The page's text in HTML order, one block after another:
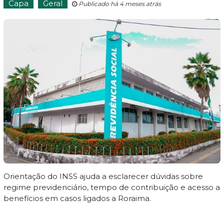
Capa Geral Publicado há 4 meses atrás
Orientação do INSS ajuda a esclarecer dúvidas sobre
regime previdenciário, tempo de contribuição e acesso a
benefícios em casos ligados a Roraima.